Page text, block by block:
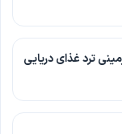
ترد غذای دریایی